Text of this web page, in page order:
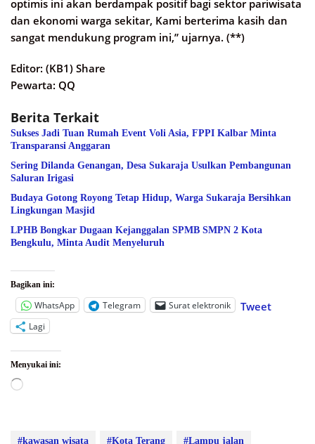
optimis ini akan berdampak positif bagi sektor pariwisata
dan ekonomi warga sekitar, Kami berterima kasih dan
sangat mendukung program ini,” ujarnya. (**)
Editor: (KB1) Share
Pewarta: QQ
Berita Terkait
Sukses Jadi Tuan Rumah Event Voli Asia, FPPI Kalbar Minta
Transparansi Anggaran
Sering Dilanda Genangan, Desa Sukaraja Usulkan Pembangunan
Saluran Irigasi
Budaya Gotong Royong Tetap Hidup, Warga Sukaraja Bersihkan
Lingkungan Masjid
LPHB Bongkar Dugaan Kejanggalan SPMB SMPN 2 Kota
Bengkulu, Minta Audit Menyeluruh
Bagikan ini:
WhatsApp Telegram Surat elektronik Tweet
Lagi
Menyukai ini:
Memuat...
#kawasan wisata #Kota Terang #Lampu jalan